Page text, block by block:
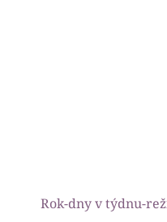
Rok-dny v týdnu-